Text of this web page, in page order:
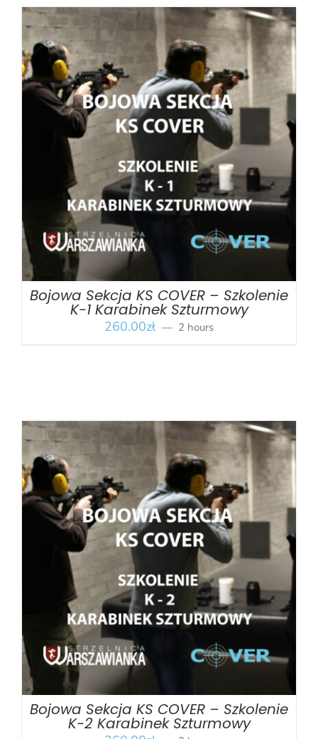
BOOK SZCZEGÓŁY
Bojowa Sekcja KS COVER – Szkolenie
K-1 Karabinek Szturmowy
260.00zł 2 hours
BOOK SZCZEGÓŁY
Bojowa Sekcja KS COVER – Szkolenie
K-2 Karabinek Szturmowy